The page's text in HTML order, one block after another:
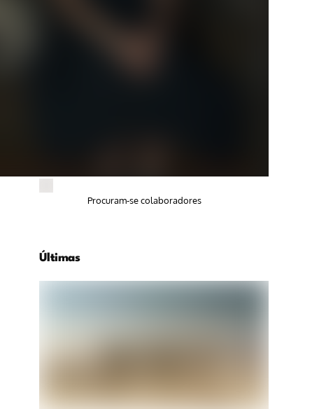
Procuram-se colaboradores
Últimas